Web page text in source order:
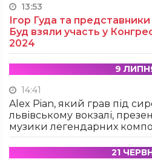
13:53
Ігор Гуда та
Буд взяли участь у
2024
9
14:41
Alex Pian, який грав під
львівському вокзалі,
музики легендарних
21